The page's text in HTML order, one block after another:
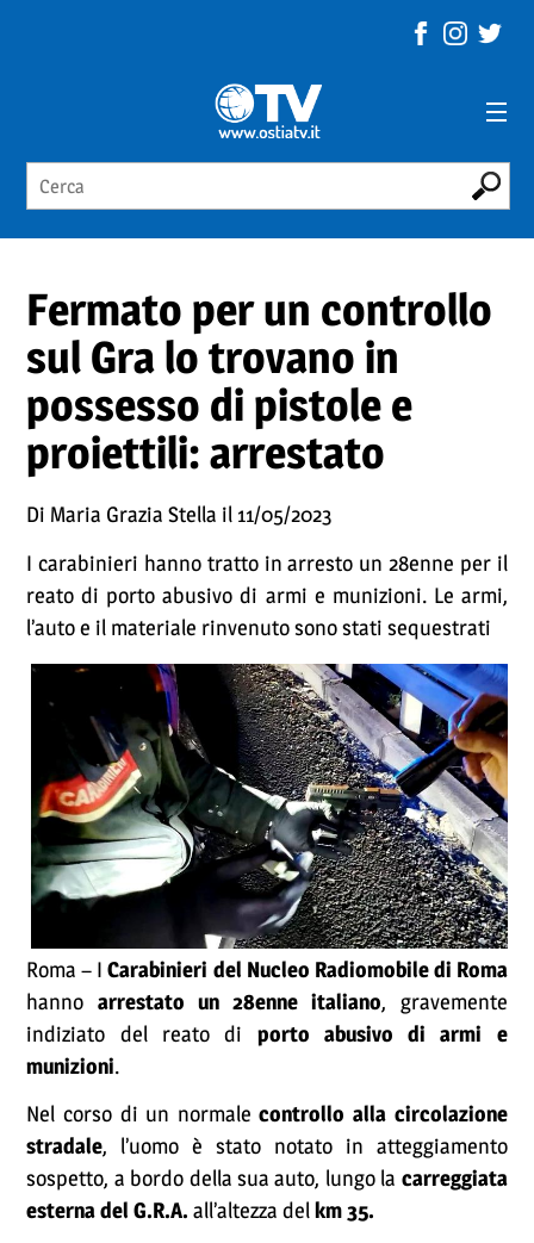
Fermato per un controllo
sul Gra lo trovano in
possesso di pistole e
proiettili: arrestato
Di Maria Grazia Stella il 11/05/2023
I carabinieri hanno tratto in arresto un 28enne per il
reato di porto abusivo di armi e munizioni. Le armi,
l’auto e il materiale rinvenuto sono stati sequestrati
Roma – ICarabinieri del Nucleo Radiomobile di Roma
hanno arrestato un 28enne italiano, gravemente
indiziato del reato di porto abusivo di armi e
munizioni.
Nel corso di un normalecontrollo alla circolazione
stradale, l’uomo è stato notato in atteggiamento
sospetto, a bordo della sua auto, lungo la carreggiata
esterna del G.R.A. all’altezza delkm 35.